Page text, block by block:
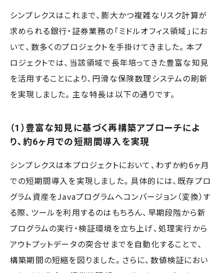
シンプレクスはこれまで、膨大かつ複雑なリスク計算が
求められる銀行・証券業務の「ミドルオフィス領域」にお
いて、数多くのプロジェクトを手掛けてきました。本プ
ロジェクトでは、当該領域で長年培ってきた豊富な知見
を活用することにより、円滑な保険数理システムの刷新
を実現しました。主な特長は以下の通りです。
（1）豊富な知見に基づく再構築アプローチによ
り、約6ヶ月での短期間導入を実現
シンプレクスは本プロジェクトにおいて、わずか約6ヶ月
での短期間導入を実現しました。具体的には、既存プロ
グラム資産をJavaプログラムへコンバージョン（変換）す
る際、ツールを利用するのはもちろん、早期段階から新
プログラムの実行・検証環境を立ち上げ、処理実行から
アウトプットデータの突合せまでを自動化することで、
構築期間の短縮を図りました。さらに、数値検証におい